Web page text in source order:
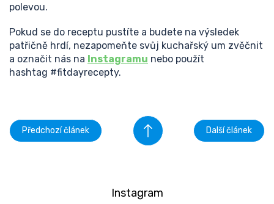
polevou.
Pokud se do receptu pustíte a budete na výsledek
patřičně hrdí, nezapomeňte svůj kuchařský um zvěčnit
a označit nás na Instagramu nebo použít
hashtag #fitdayrecepty.
Předchozí článek Další článek
Instagram